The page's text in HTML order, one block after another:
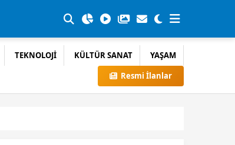
TEKNOLOJİ KÜLTÜR SANAT
YAŞAM
Resmi İlanlar